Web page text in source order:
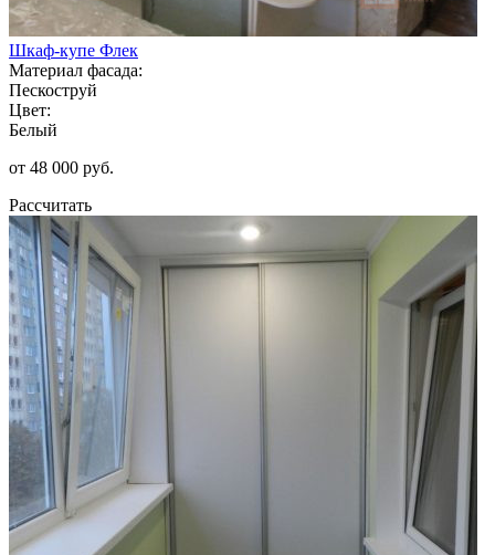
Шкаф-купе Флек
Материал фасада:
Пескоструй
Цвет:
Белый
от 48 000 руб.
Рассчитать